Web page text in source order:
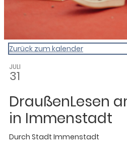
Zurück zum kalender
JULI
31
DraußenLesen
in Immenstadt
Durch Stadt Immenstadt